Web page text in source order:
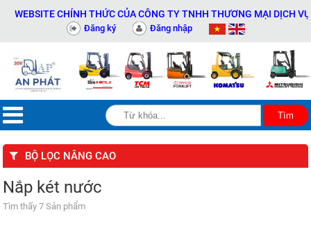
WEBSITE CHÍNH THỨC CỦA CÔNG TY TNHH THƯƠNG MẠI DỊCH
Đăng ký Đăng nhập
BỘ LỌC NÂNG CAO
Nắp két nước
Tìm thấy 7 Sản phẩm